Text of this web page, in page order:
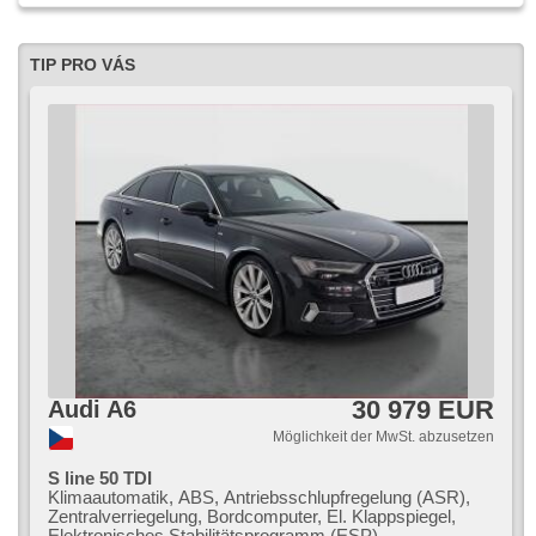
TIP PRO VÁS
Audi A6 30 979 EUR
Möglichkeit der MwSt. abzusetzen
S line 50 TDI
Klimaautomatik, ABS, Antriebsschlupfregelung (ASR),
Zentralverriegelung, Bordcomputer, El. Klappspiegel,